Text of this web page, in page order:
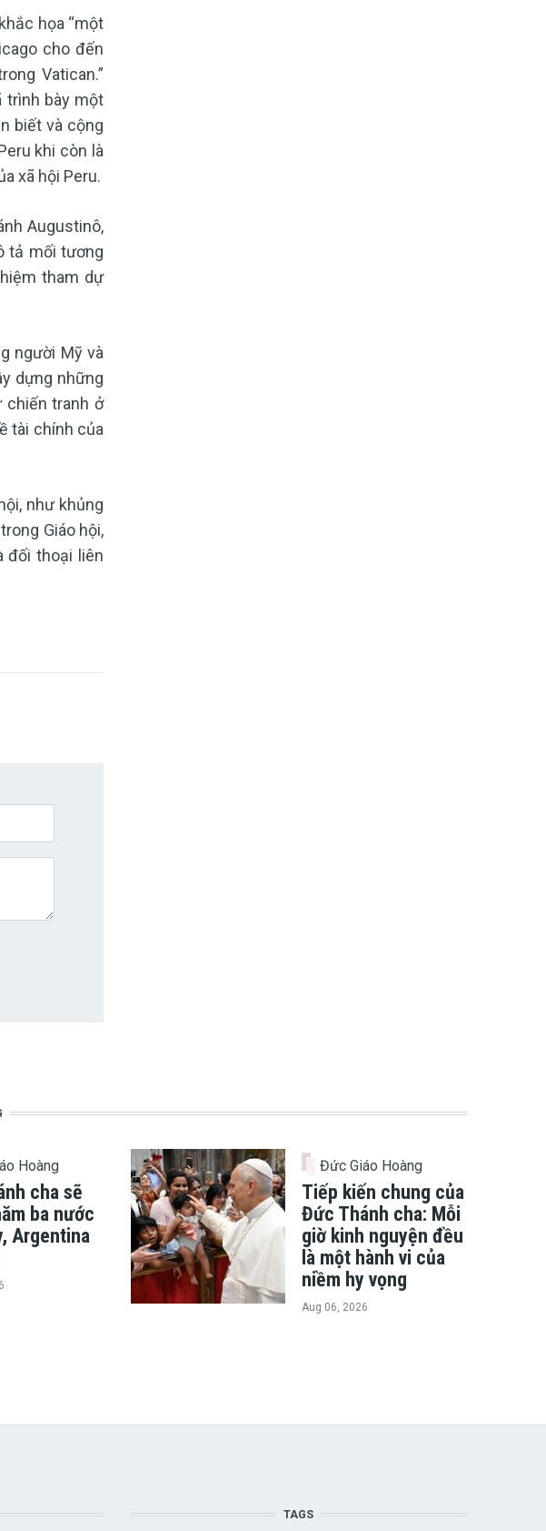
họa “một
cho đến
Vatican.”
trình bày một
biết và cộng
khi còn là
xã hội Peru.
Augustinô,
tả mối tương
tham dự
người Mỹ và
dựng những
chiến tranh ở
tài chính của
như khủng
Giáo hội,
đối thoại liên
Hoàng
cha sẽ
ba nước
Argentina
Đức Giáo Hoàng
Tiếp kiến chung của
Đức Thánh cha: Mỗi
giờ kinh nguyện đều
là một hành vi của
niềm hy vọng
Aug 06, 2026
TAGS